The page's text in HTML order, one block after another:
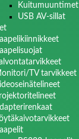
Kuitumuuntimet
USB AV-sillat
TV tarvikkeet